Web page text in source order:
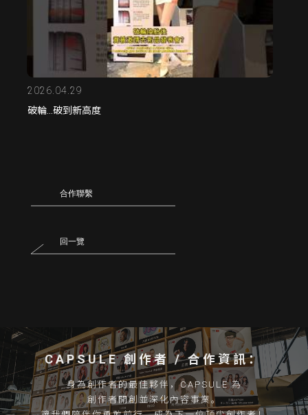
2026.04.29
破輪...破到新高度
回一覽
合作聯繫
CAPSULE 創作者 / 合作資訊：
身為創作者的最佳夥伴，CAPSULE 為
創作者開創並深化內容事業。